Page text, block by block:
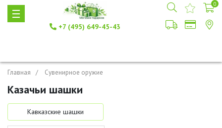
+7 (495) 649-45-43
0
Главная Сувенирное оружие
Казачьи шашки
Кавказские шашки